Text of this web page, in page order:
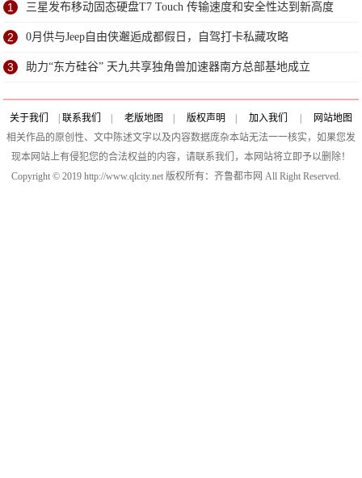
1 三星发布移动固态硬盘T7 Touch 传输速度和安全性达到新高度
2 0月供与Jeep自由侠邂逅成都假日，自驾打卡私藏攻略
3 助力“东方硅谷” 天九共享独角兽加速器南方总部基地成立
关于我们 联系我们 老版地图 版权声明 加入我们
网站地图
相关作品的原创性、文中陈述文字以及内容数据庞杂本站无法一一核实，如果您发
现本网站上有侵犯您的合法权益的内容，请联系我们，本网站将立即予以删除！
Copyright © 2019 http://www.qlcity.net 版权所有：齐鲁都市网 All Right Reserved.